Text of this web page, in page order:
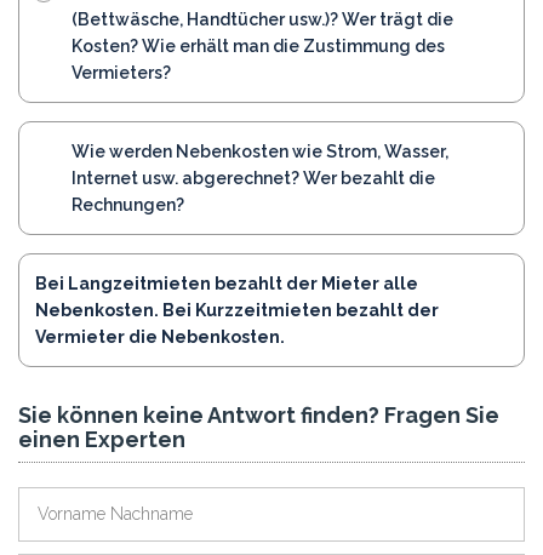
(Bettwäsche, Handtücher usw.)? Wer trägt die
Kosten? Wie erhält man die Zustimmung des
Vermieters?
Wie werden Nebenkosten wie Strom, Wasser,
Internet usw. abgerechnet? Wer bezahlt die
Rechnungen?
Bei Langzeitmieten bezahlt der Mieter alle
Nebenkosten. Bei Kurzzeitmieten bezahlt der
Vermieter die Nebenkosten.
Sie können keine Antwort finden? Fragen Sie
einen Experten